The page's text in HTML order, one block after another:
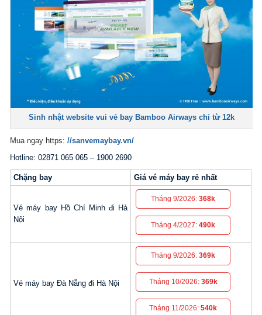
Sinh nhật website vui vẻ bay Bamboo Airways chỉ từ 12k
Mua ngay https://sanvemaybay.vn/
Hotline: 02871 065 065 – 1900 2690
Chặng bay Giá vé máy bay rẻ nhất
Vé máy bay Hồ Chí Minh đi Hà
Nội
Tháng 9/2026:368k
Tháng 4/2027:490k
Vé máy bay Đà Nẵng đi Hà Nội
Tháng 9/2026:369k
Tháng 10/2026: 369k
Tháng 11/2026:540k